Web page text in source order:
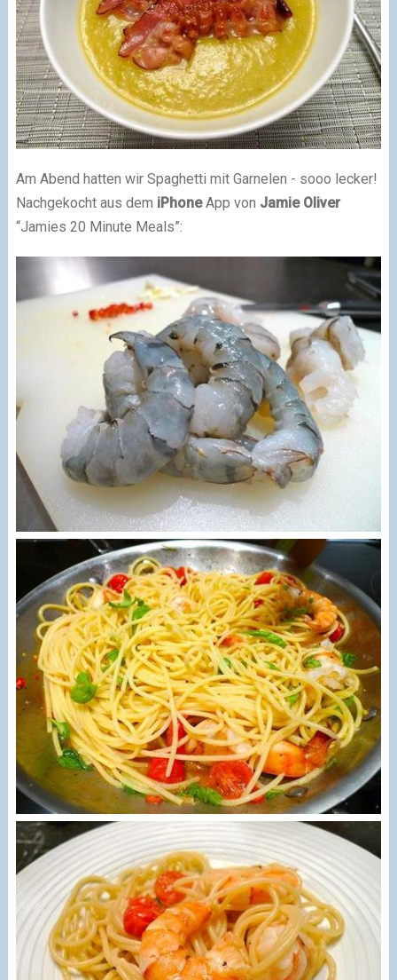
Am Abend hatten wir Spaghetti mit Garnelen - sooo lecker!
Nachgekocht aus dem iPhoneApp von Jamie Oliver
“Jamies 20 Minute Meals”: